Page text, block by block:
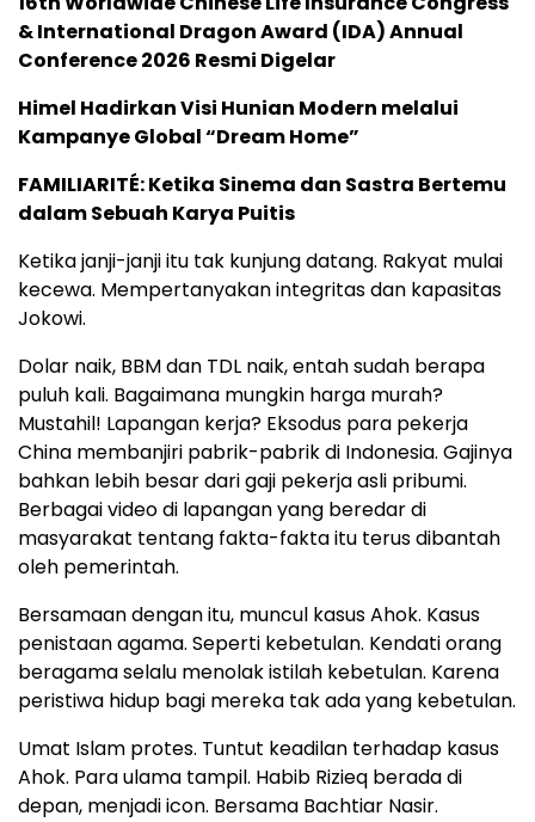
& International Dragon Award (IDA) Annual
Conference 2026 Resmi Digelar
Himel Hadirkan Visi Hunian Modern melalui
Kampanye Global “Dream Home”
FAMILIARITÉ: Ketika Sinema dan Sastra Bertemu
dalam Sebuah Karya Puitis
Ketika janji-janji itu tak kunjung datang. Rakyat mulai
kecewa. Mempertanyakan integritas dan kapasitas
Jokowi.
Dolar naik, BBM dan TDL naik, entah sudah berapa
puluh kali. Bagaimana mungkin harga murah?
Mustahil! Lapangan kerja? Eksodus para pekerja
China membanjiri pabrik-pabrik di Indonesia. Gajinya
bahkan lebih besar dari gaji pekerja asli pribumi.
Berbagai video di lapangan yang beredar di
masyarakat tentang fakta-fakta itu terus dibantah
oleh pemerintah.
Bersamaan dengan itu, muncul kasus Ahok. Kasus
penistaan agama. Seperti kebetulan. Kendati orang
beragama selalu menolak istilah kebetulan. Karena
peristiwa hidup bagi mereka tak ada yang kebetulan.
Umat Islam protes. Tuntut keadilan terhadap kasus
Ahok. Para ulama tampil. Habib Rizieq berada di
depan, menjadi icon. Bersama Bachtiar Nasir.